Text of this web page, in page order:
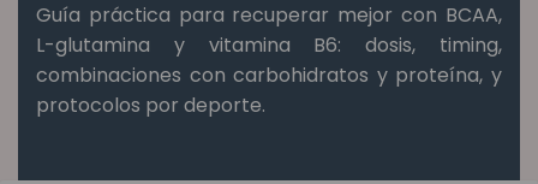
Guía práctica para recuperar mejor con BCAA,
L-glutamina y vitamina B6: dosis, timing,
combinaciones con carbohidratos y proteína, y
protocolos por deporte.